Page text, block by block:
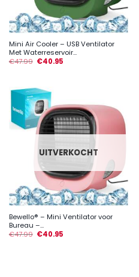
Mini Air Cooler – USB Ventilator
Met Waterreservoir...
€47.99 €40.95
UITVERKOCHT
Bewello® – Mini Ventilator voor
Bureau –...
€47.99 €40.95